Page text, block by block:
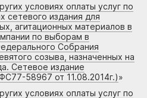
условиях оплаты услуг по
сетевого издания для
агитационных материалов в
по выборам в
Собрания
созыва, назначенных на
Сетевое издание
58967 от 11.08.2014г.)»
условиях оплаты услуг по